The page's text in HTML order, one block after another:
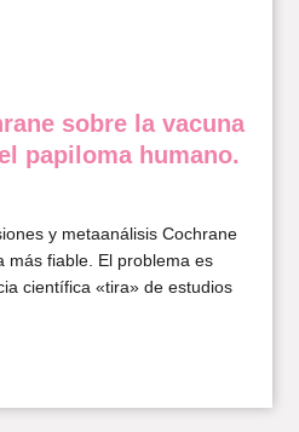
sobre la vacuna
papiloma humano.
y metaanálisis Cochrane
más fiable. El problema es
científica «tira» de estudios